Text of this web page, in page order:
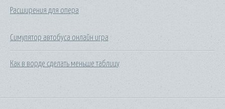
Расширения для опера
Симулятор автобуса онлайн игра
Как в ворде сделать меньше таблицу